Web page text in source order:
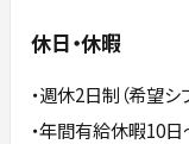
休日・休暇
・週休2日制（希望シ
・年間有給休暇10